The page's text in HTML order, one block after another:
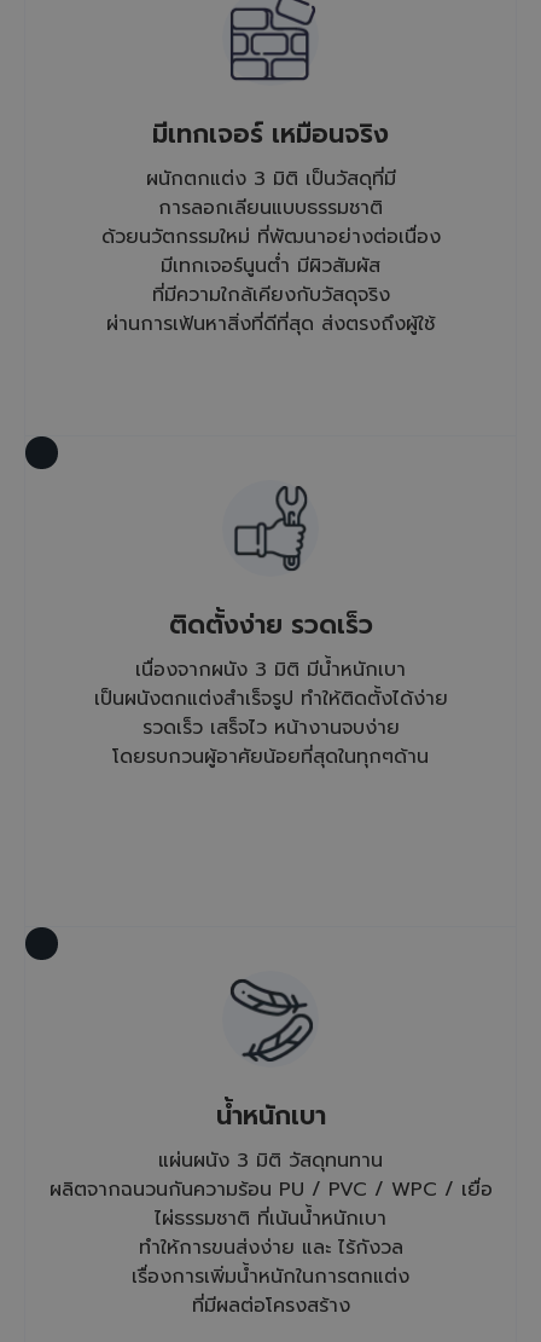
มีเทกเจอร์ เหมือนจริง
ผนักตกแต่ง 3 มิติ เป็นวัสดุที่มี
การลอกเลียนแบบธรรมชาติ
ด้วยนวัตกรรมใหม่ ที่พัฒนาอย่างต่อเนื่อง
มีเทกเจอร์นูนต่ำ มีผิวสัมผัส
ที่มีความใกล้เคียงกับวัสดุจริง
ผ่านการเฟ้นหาสิ่งที่ดีที่สุด ส่งตรงถึงผู้ใช้
ติดตั้งง่าย รวดเร็ว
เนื่องจากผนัง 3 มิติ มีน้ำหนักเบา
เป็นผนังตกแต่งสำเร็จรูป ทำให้ติดตั้งได้ง่าย
รวดเร็ว เสร็จไว หน้างานจบง่าย
โดยรบกวนผู้อาศัยน้อยที่สุดในทุกๆด้าน
น้ำหนักเบา
แผ่นผนัง 3 มิติ วัสดุทนทาน
ผลิตจากฉนวนกันความร้อน PU / PVC / WPC / เยื่อ
ไผ่ธรรมชาติ ที่เน้นน้ำหนักเบา
ทำให้การขนส่งง่าย และ ไร้กังวล
เรื่องการเพิ่มน้ำหนักในการตกแต่ง
ที่มีผลต่อโครงสร้าง